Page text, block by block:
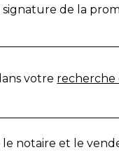
de la
votre recherche
notaire et le